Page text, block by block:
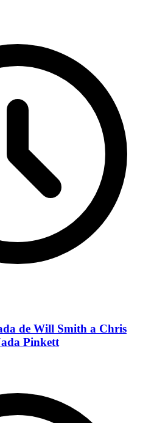
de Will Smith a Chris
Pinkett